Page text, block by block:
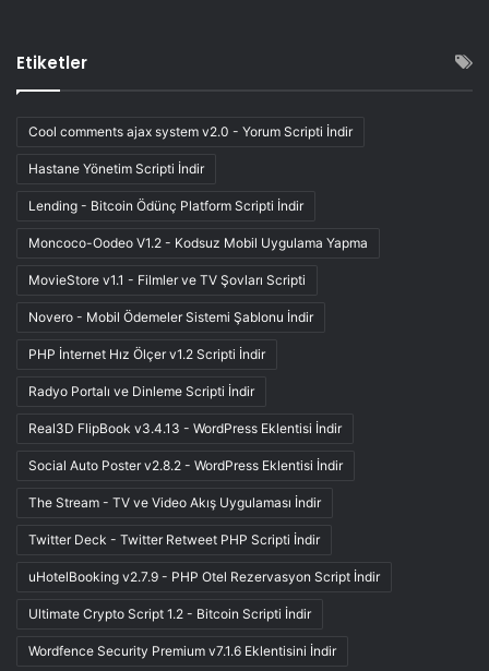
Etiketler
Cool comments ajax system v2.0 - Yorum Scripti İndir
Hastane Yönetim Scripti İndir
Lending - Bitcoin Ödünç Platform Scripti İndir
Moncoco-Oodeo V1.2 - Kodsuz Mobil Uygulama Yapma
MovieStore v1.1 - Filmler ve TV Şovları Scripti
Novero - Mobil Ödemeler Sistemi Şablonu İndir
PHP İnternet Hız Ölçer v1.2 Scripti İndir
Radyo Portalı ve Dinleme Scripti İndir
Real3D FlipBook v3.4.13 - WordPress Eklentisi İndir
Social Auto Poster v2.8.2 - WordPress Eklentisi İndir
The Stream - TV ve Video Akış Uygulaması İndir
Twitter Deck - Twitter Retweet PHP Scripti İndir
uHotelBooking v2.7.9 - PHP Otel Rezervasyon Script İndir
Ultimate Crypto Script 1.2 - Bitcoin Scripti İndir
Wordfence Security Premium v7.1.6 Eklentisini İndir